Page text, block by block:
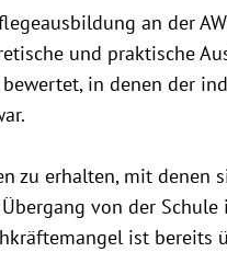
an der
und praktische
in denen der
zu erhalten, mit denen
von der
ist bereits